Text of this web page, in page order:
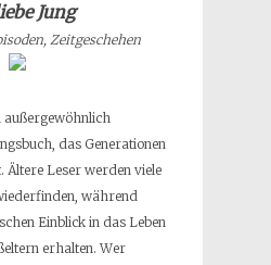
Jung
Zeitgeschehen
außergewöhnlich
das Generationen
Ältere Leser werden viele
während
Einblick in das Leben
erhalten. Wer